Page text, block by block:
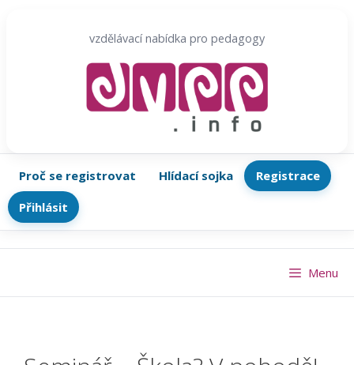
vzdělávací nabídka pro pedagogy
Proč se registrovat Hlídací sojka
Registrace
Přihlásit
Menu